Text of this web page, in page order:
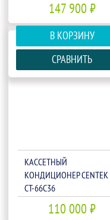
147 900 ₽
В КОРЗИНУ
СРАВНИТЬ
КАССЕТНЫЙ
КОНДИЦИОНЕР CENTEK
CT-66C36
110 000 ₽